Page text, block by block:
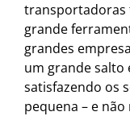
transportadoras
grande
grandes
um grande salto
satisfazendo os
pequena – e